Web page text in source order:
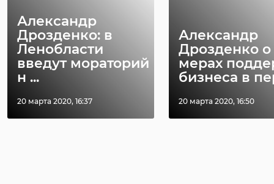
Александр
Дрозденко: в
Ленобласти
введут мораторий
н ...
20 марта 2020, 16:37
Александр
Дрозденко о
мерах
бизнеса в
20 марта 2020, 16:50